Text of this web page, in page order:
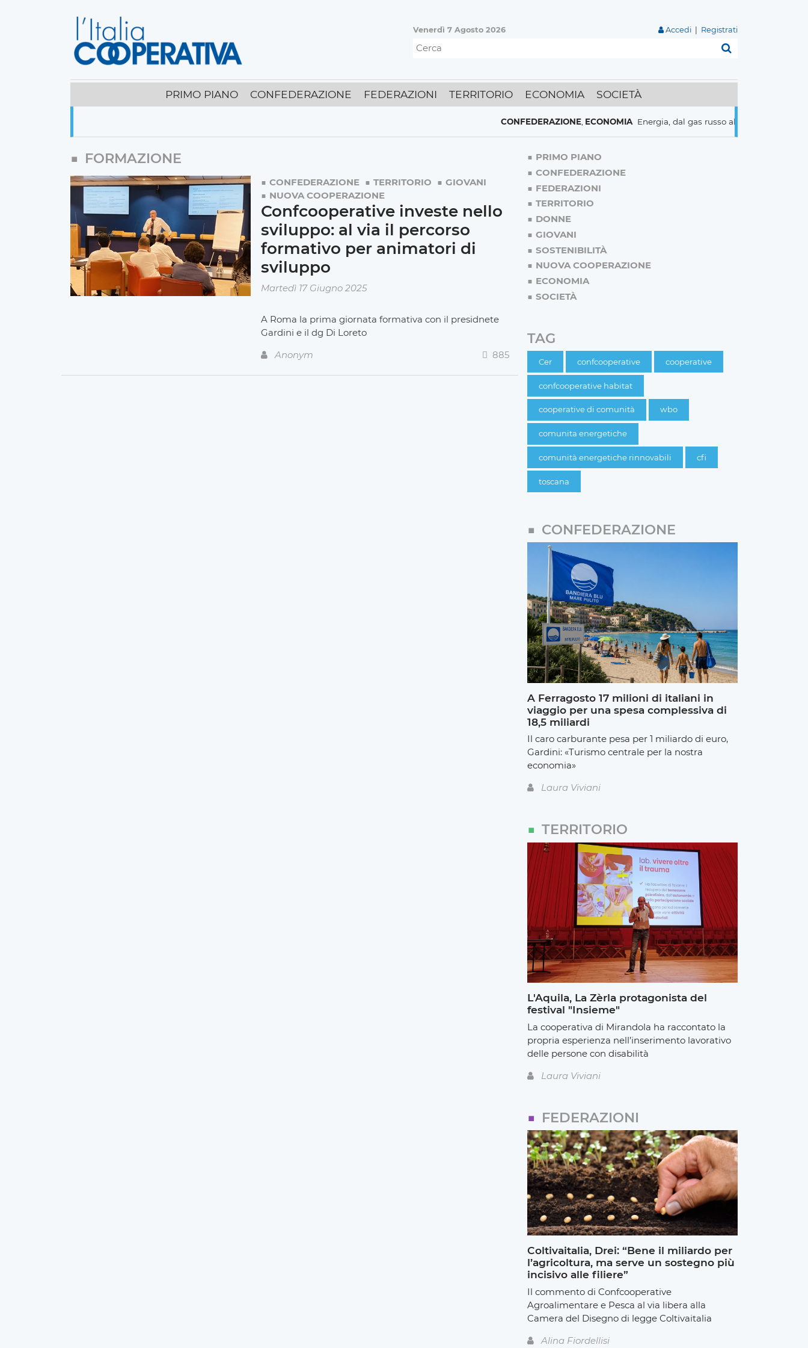
Venerdì 7 Agosto 2026 Accedi Registrati
PRIMO PIANO CONFEDERAZIONE FEDERAZIONI TERRITORIO ECONOMIA SOCIETÀ
CONFEDERAZIONE,ECONOMIA Energia, dal gas russo al nucleare italiani pronti
FORMAZIONE
CONFEDERAZIONE TERRITORIO
GIOVANI
NUOVA COOPERAZIONE
Confcooperative investe nello
sviluppo: al via il percorso
formativo per animatori di
sviluppo
Martedì 17 Giugno 2025
A Roma la prima giornata formativa con il presidnete
Gardini e il dg Di Loreto
Anonym
885
PRIMO PIANO
CONFEDERAZIONE
FEDERAZIONI
TERRITORIO
DONNE
GIOVANI
SOSTENIBILITÀ
NUOVA COOPERAZIONE
ECONOMIA
SOCIETÀ
TAG
Cer confcooperative cooperative
confcooperative habitat
cooperative di comunità wbo
comunita energetiche
comunità energetiche rinnovabili cfi
toscana
CONFEDERAZIONE
A Ferragosto 17 milioni di italiani in
viaggio per una spesa complessiva di
18,5 miliardi
Il caro carburante pesa per 1 miliardo di euro,
Gardini: «Turismo centrale per la nostra
economia»
Laura Viviani
TERRITORIO
L'Aquila, La Zèrla protagonista del
festival "Insieme"
La cooperativa di Mirandola ha raccontato la
propria esperienza nell’inserimento lavorativo
delle persone con disabilità
Laura Viviani
FEDERAZIONI
Coltivaitalia, Drei: “Bene il miliardo per
l’agricoltura, ma serve un sostegno più
incisivo alle filiere”
Il commento di Confcooperative
Agroalimentare e Pesca al via libera alla
Camera del Disegno di legge Coltivaitalia
Alina Fiordellisi